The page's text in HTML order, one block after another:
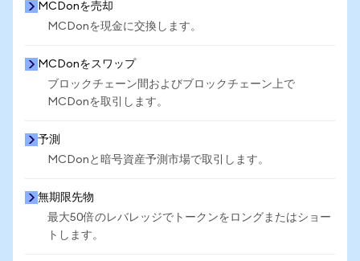
MCDonを売却
MCDonを現金に交換します。
MCDonをスワップ
ブロックチェーン間およびブロックチェーン上で
MCDonを取引します。
予測
MCDonと暗号資産予測市場で取引します。
無期限先物
最大50倍のレバレッジでトークンをロングまたはショー
トします。